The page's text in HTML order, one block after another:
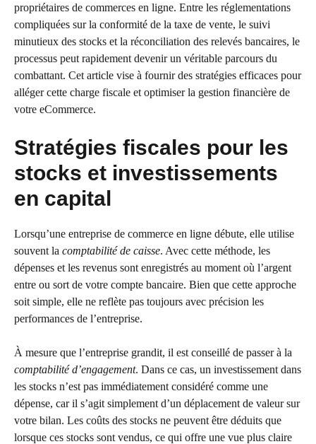
propriétaires de commerces en ligne. Entre les réglementations
compliquées sur la conformité de la taxe de vente, le suivi
minutieux des stocks et la réconciliation des relevés bancaires, le
processus peut rapidement devenir un véritable parcours du
combattant. Cet article vise à fournir des stratégies efficaces pour
alléger cette charge fiscale et optimiser la gestion financière de
votre eCommerce.
Stratégies fiscales pour les
stocks et investissements
en capital
Lorsqu’une entreprise de commerce en ligne débute, elle utilise
souvent la comptabilité de caisse. Avec cette méthode, les
dépenses et les revenus sont enregistrés au moment où l’argent
entre ou sort de votre compte bancaire. Bien que cette approche
soit simple, elle ne reflète pas toujours avec précision les
performances de l’entreprise.
À mesure que l’entreprise grandit, il est conseillé de passer à la
comptabilité d’engagement. Dans ce cas, un investissement dans
les stocks n’est pas immédiatement considéré comme une
dépense, car il s’agit simplement d’un déplacement de valeur sur
votre bilan. Les coûts des stocks ne peuvent être déduits que
lorsque ces stocks sont vendus, ce qui offre une vue plus claire